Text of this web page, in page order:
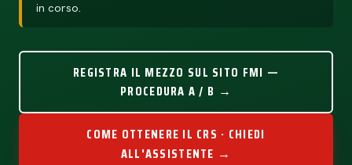
in corso.
REGISTRA IL MEZZO SUL SITO FMI —
PROCEDURA A / B →
COME OTTENERE IL CRS · CHIEDI
ALL'ASSISTENTE →